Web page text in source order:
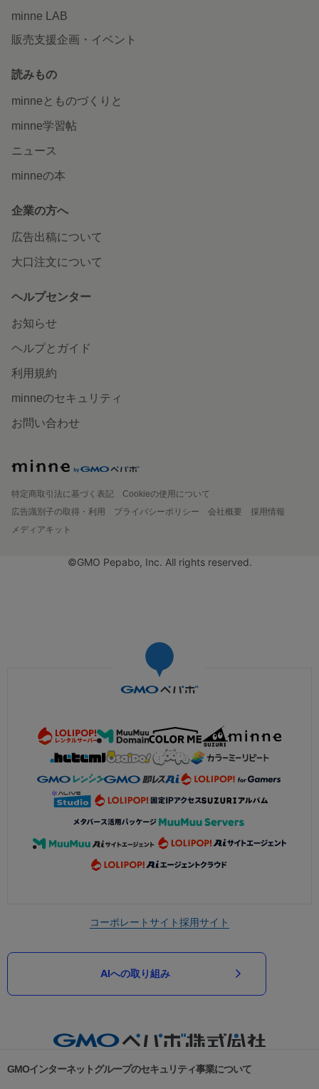
minne LAB
販売支援企画・イベント
読みもの
minneとものづくりと
minne学習帖
ニュース
minneの本
企業の方へ
広告出稿について
大口注文について
ヘルプセンター
お知らせ
ヘルプとガイド
利用規約
minneのセキュリティ
お問い合わせ
特定商取引法に基づく表記
Cookieの使用について
広告識別子の取得・利用
プライバシーポリシー 会社概要
採用情報
メディアキット
©GMO Pepabo, Inc. All rights reserved.
コーポレートサイト採用サイト
AIへの取り組み
GMOインターネットグループのセキュリティ事業について